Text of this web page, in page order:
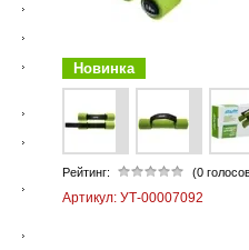
Новинка
Рейтинг: (0
Артикул:УТ-00007092